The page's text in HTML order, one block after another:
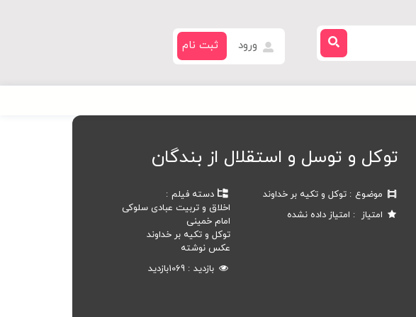
ورود ثبت نام
توکل و توسل و استقلال از بندگان
موضوع
توکل و تکیه بر خداوند
امتیاز
امتیاز داده نشده
دسته فیلم
اخلاق و تربیت عبادی سلوکی
امام خمینی
توکل و تکیه بر خداوند
عکس نوشته
بازدید
1069بازدید